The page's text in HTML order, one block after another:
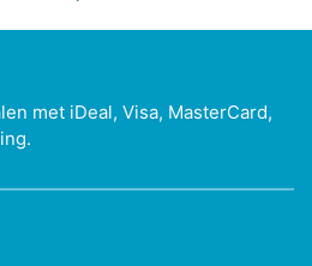
met iDeal, Visa, MasterCard,